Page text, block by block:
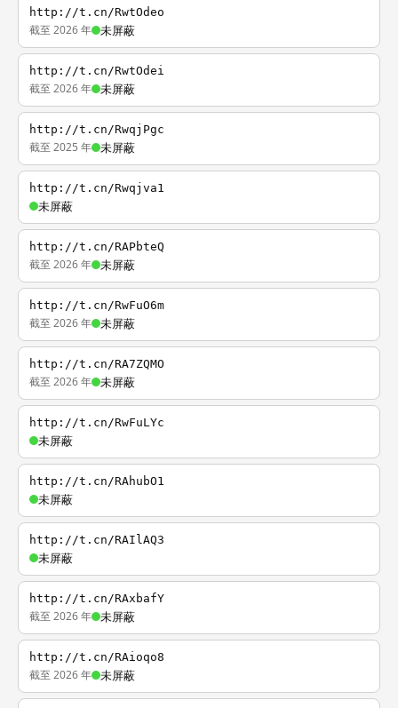
http://t.cn/RwtOdeo
截至 2026 年 未屏蔽
http://t.cn/RwtOdei
截至 2026 年 未屏蔽
http://t.cn/RwqjPgc
截至 2025 年 未屏蔽
http://t.cn/Rwqjva1
未屏蔽
http://t.cn/RAPbteQ
截至 2026 年 未屏蔽
http://t.cn/RwFuO6m
截至 2026 年 未屏蔽
http://t.cn/RA7ZQMO
截至 2026 年 未屏蔽
http://t.cn/RwFuLYc
未屏蔽
http://t.cn/RAhubO1
未屏蔽
http://t.cn/RAIlAQ3
未屏蔽
http://t.cn/RAxbafY
截至 2026 年 未屏蔽
http://t.cn/RAioqo8
截至 2026 年 未屏蔽